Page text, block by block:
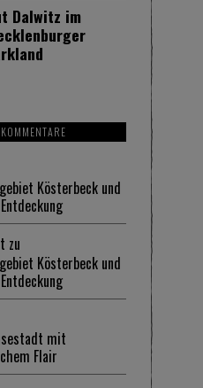
Dalwitz im
Kösterbeck und
zu
Kösterbeck und
mit
Flair